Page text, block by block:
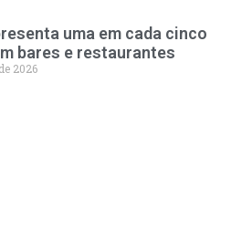
uma em cada cinco
bares e restaurantes
2026